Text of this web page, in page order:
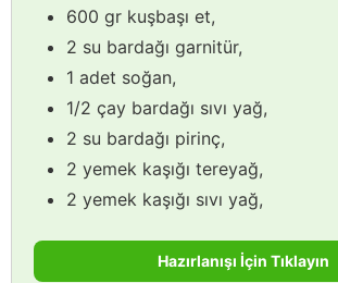
600 gr kuşbaşı et,
2 su bardağı garnitür,
1 adet soğan,
1/2 çay bardağı sıvı yağ,
2 su bardağı pirinç,
2 yemek kaşığı tereyağ,
2 yemek kaşığı sıvı yağ,
Hazırlanışı İçin Tıklayın